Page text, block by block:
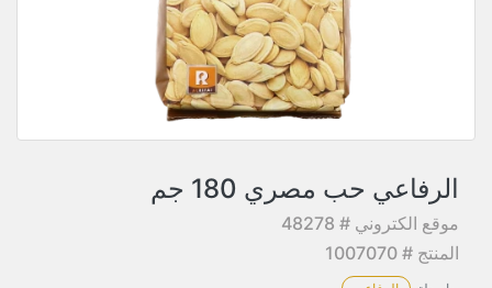
الرفاعي حب مصري 180 جم
موقع الكتروني # 48278
المنتج # 1007070